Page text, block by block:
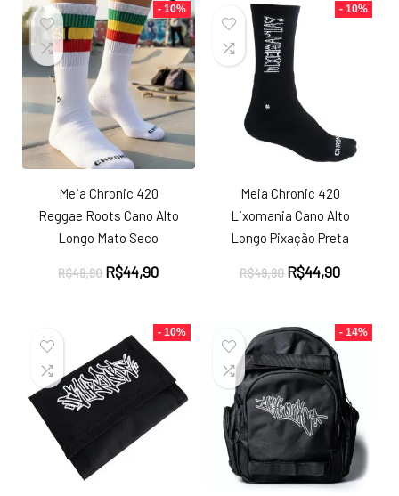
- 10%
Meia Chronic 420
Reggae Roots Cano Alto
Longo Mato Seco
R$49,90 O
R$49,90.
R$44,90O
é:
R$44,90.
- 10%
Meia Chronic 420
Lixomania Cano Alto
Longo Pixação Preta
R$49,90 O
era:
R$49,90.
R$44,90O
é:
R$44,90.
- 10% - 14%